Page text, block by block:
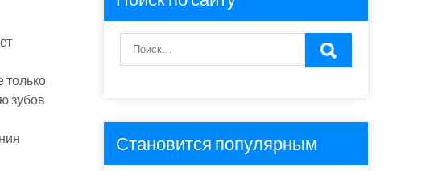
только
зубов
Становится популярным